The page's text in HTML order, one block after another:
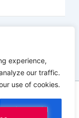
experience,
our traffic.
use of cookies.
Accept All
od 4 msc życia!